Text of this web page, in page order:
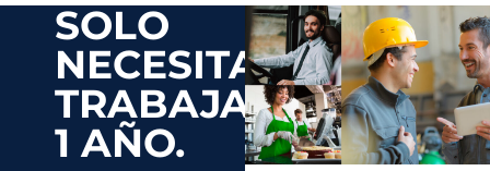
SOLO
NECESITAS
TRABAJAR
1 AÑO.